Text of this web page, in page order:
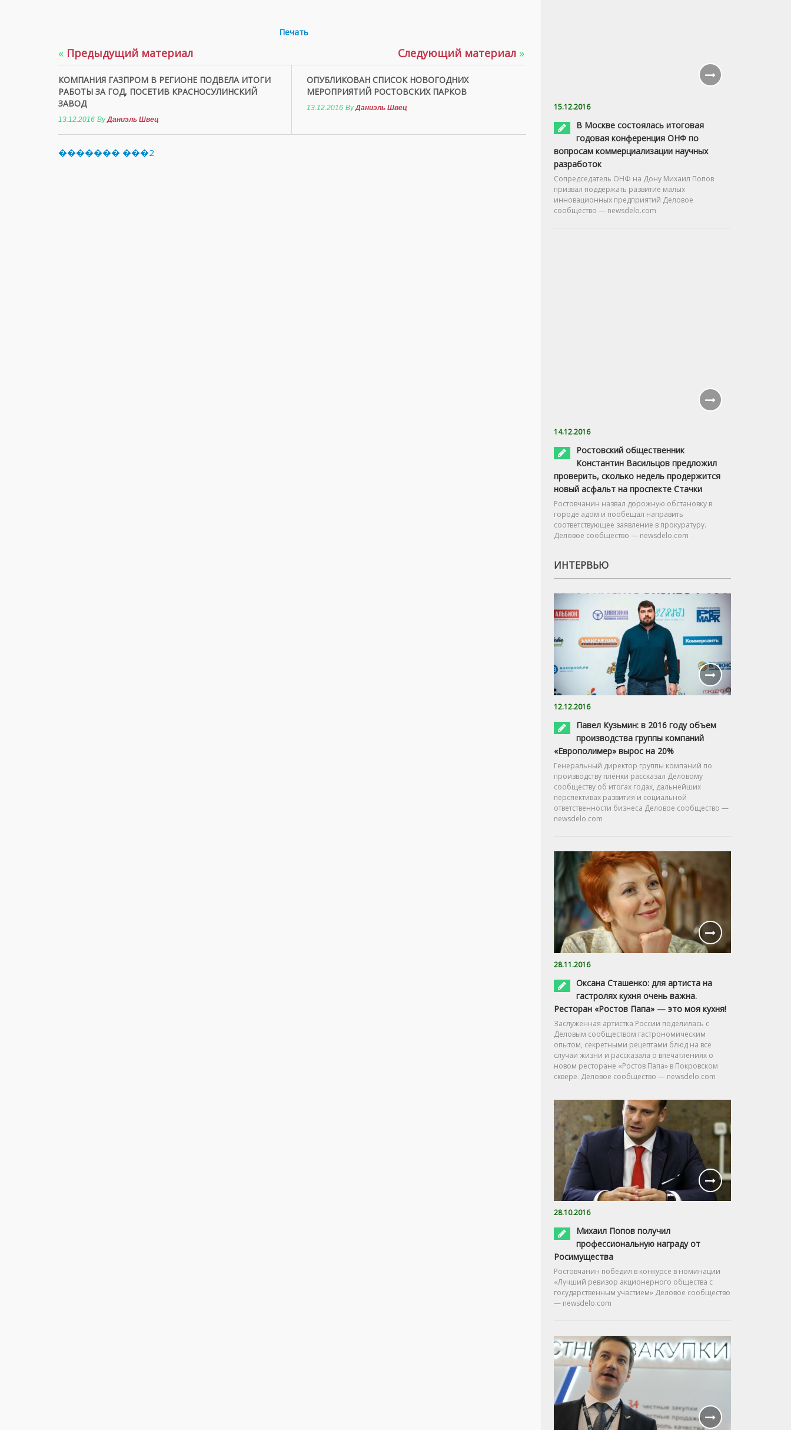
Печать
« Предыдущий материал
КОМПАНИЯ ГАЗПРОМ В РЕГИОНЕ ПОДВЕЛА ИТОГИ
РАБОТЫ ЗА ГОД, ПОСЕТИВ КРАСНОСУЛИНСКИЙ
ЗАВОД
13.12.2016 ByДаниэль Швец
Следующий материал »
ОПУБЛИКОВАН СПИСОК НОВОГОДНИХ
МЕРОПРИЯТИЙ РОСТОВСКИХ ПАРКОВ
13.12.2016 ByДаниэль Швец
������� ���2
15.12.2016
В Москве состоялась итоговая
годовая конференция ОНФ по
вопросам коммерциализации научных
разработок
Сопредседатель ОНФ на Дону Михаил Попов
призвал поддержать развитие малых
инновационных предприятий Деловое
сообщество — newsdelo.com
14.12.2016
Ростовский общественник
Константин Васильцов предложил
проверить, сколько недель продержится
новый асфальт на проспекте Стачки
Ростовчанин назвал дорожную обстановку в
городе адом и пообещал направить
соответствующее заявление в прокуратуру.
Деловое сообщество — newsdelo.com
ИНТЕРВЬЮ
12.12.2016
Павел Кузьмин: в 2016 году объем
производства группы компаний
«Европолимер» вырос на 20%
Генеральный директор группы компаний по
производству плёнки рассказал Деловому
сообществу об итогах годах, дальнейших
перспективах развития и социальной
ответственности бизнеса Деловое сообщество —
newsdelo.com
28.11.2016
Оксана Сташенко: для артиста на
гастролях кухня очень важна.
Ресторан «Ростов Папа» — это моя кухня!
Заслуженная артистка России поделилась с
Деловым сообществом гастрономическим
опытом, секретными рецептами блюд на все
случаи жизни и рассказала о впечатлениях о
новом ресторане «Ростов Папа» в Покровском
сквере. Деловое сообщество — newsdelo.com
28.10.2016
Михаил Попов получил
профессиональную награду от
Росимущества
Ростовчанин победил в конкурсе в номинации
«Лучший ревизор акционерного общества с
государственным участием» Деловое сообщество
— newsdelo.com